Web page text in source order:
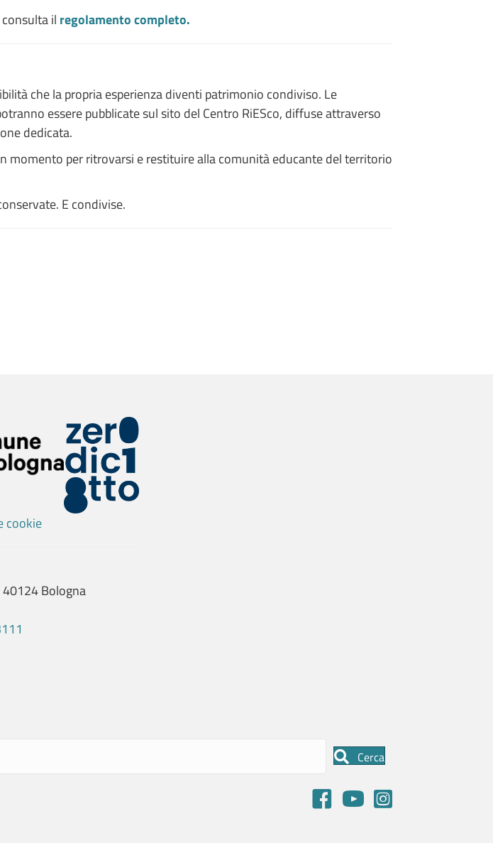
il regolamento completo.
che la propria esperienza diventi patrimonio condiviso. Le
essere pubblicate sul sito del Centro RiESco, diffuse attraverso
dedicata.
momento per ritrovarsi e restituire alla comunità educante del territorio
E condivise.
cookie
Bologna
Cerca